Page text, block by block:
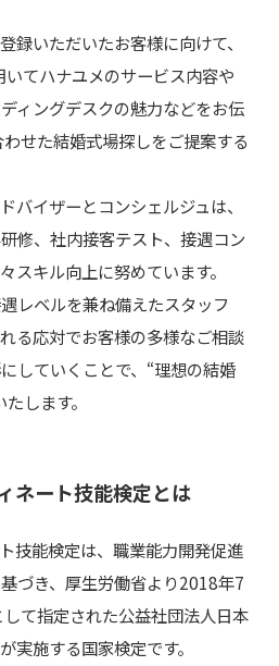
録いただいたお客様に向けて、
てハナユメのサービス内容や
ィングデスクの魅力などをお伝
せた結婚式場探しをご提案する
バイザーとコンシェルジュは、
修、社内接客テスト、接遇コン
スキル向上に努めています。
レベルを兼ね備えたスタッフ
る応対でお客様の多様なご相談
していくことで、“理想の結婚
します。
ネート技能検定とは
技能検定は、職業能力開発促進
づき、厚生労働省より2018年7
て指定された公益社団法人日本
実施する国家検定です。